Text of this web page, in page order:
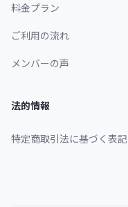
料金プラン
ご利用の流れ
メンバーの声
法的情報
特定商取引法に基づく表記